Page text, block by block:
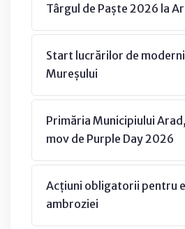
Târgul de Paște 2026 la
Start lucrărilor de
Mureșului
Primăria Municipiului
mov de Purple Day 2026
Acțiuni obligatorii pentru
ambroziei